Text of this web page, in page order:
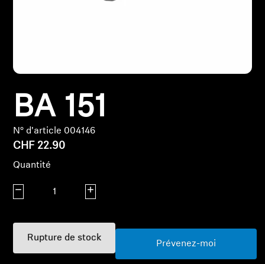
Audition par catégorie
Casques audio pour TV
Ressources audition
Pièces et accessoires d'origine pour l'audition
Barres de son
BA 151
N° d'article 004146
CHF 22.90
Quantité
Diminuer la quantitéAugmenter la quantité
Rupture de stock
Prévenez-moi